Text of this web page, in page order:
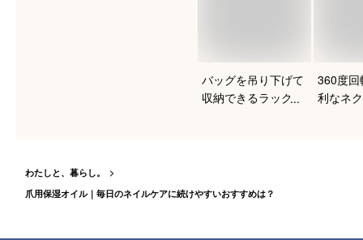
バッグを吊り下げて
収納できるラックの
360度回
利なネ
わたしと、暮らし。
爪用保湿オイル｜毎日のネイルケアに続けやすいおすすめは？